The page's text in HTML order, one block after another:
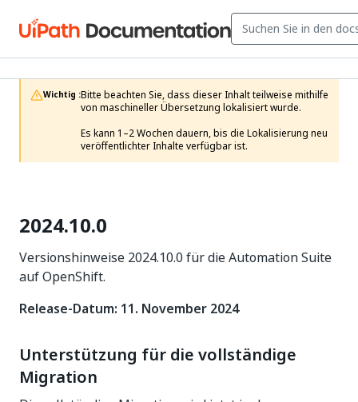
Wichtig :Bitte beachten Sie, dass dieser Inhalt teilweise mithilfe
von maschineller Übersetzung lokalisiert wurde.
Es kann 1–2 Wochen dauern, bis die Lokalisierung neu
veröffentlichter Inhalte verfügbar ist.
2024.10.0
Versionshinweise 2024.10.0 für die Automation Suite
auf OpenShift.
Release-Datum: 11. November 2024
Unterstützung für die vollständige
Migration